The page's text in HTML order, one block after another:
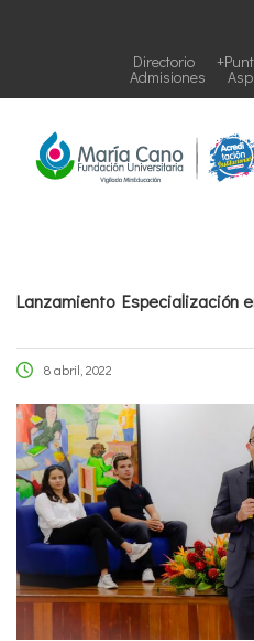
Directorio
Admisiones
Lanzamiento Especialización
8 abril, 2022